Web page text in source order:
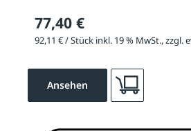
77,40 €
92,11 € / Stück inkl. 19 % MwSt., zzgl.
Ansehen